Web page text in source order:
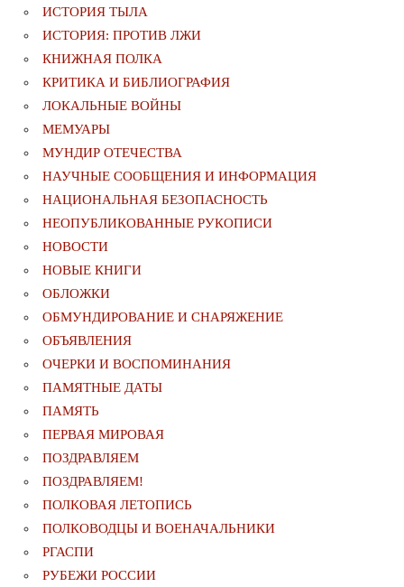
ИСТОРИЯ ТЫЛА
ИСТОРИЯ: ПРОТИВ ЛЖИ
КНИЖНАЯ ПОЛКА
КРИТИКА И БИБЛИОГРАФИЯ
ЛОКАЛЬНЫЕ ВОЙНЫ
МЕМУАРЫ
МУНДИР ОТЕЧЕСТВА
НАУЧНЫЕ СООБЩЕНИЯ И ИНФОРМАЦИЯ
НАЦИОНАЛЬНАЯ БЕЗОПАСНОСТЬ
НЕОПУБЛИКОВАННЫЕ РУКОПИСИ
НОВОСТИ
НОВЫЕ КНИГИ
ОБЛОЖКИ
ОБМУНДИРОВАНИЕ И СНАРЯЖЕНИЕ
ОБЪЯВЛЕНИЯ
ОЧЕРКИ И ВОСПОМИНАНИЯ
ПАМЯТНЫЕ ДАТЫ
ПАМЯТЬ
ПЕРВАЯ МИРОВАЯ
ПОЗДРАВЛЯЕМ
ПОЗДРАВЛЯЕМ!
ПОЛКОВАЯ ЛЕТОПИСЬ
ПОЛКОВОДЦЫ И ВОЕНАЧАЛЬНИКИ
РГАСПИ
РУБЕЖИ РОССИИ